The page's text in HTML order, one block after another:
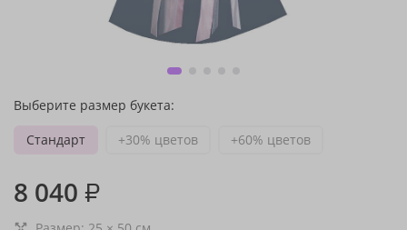
Выберите размер букета:
Стандарт
+30% цветов +60% цветов
8 040 ₽